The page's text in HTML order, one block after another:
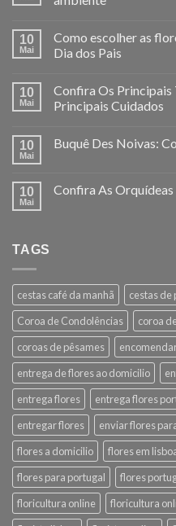
10
Mai
Como escolher as
Dia dos Pais
10
Mai
Confira Os Principais
Principais Cuidados
10
Mai
Buquê Des Noivas:
10
Mai
Confira As
TAGS
cestas café da manhã
cestas de
Coroa de Condolências
coroa
coroas de pêsames
entrega de flores ao domicilio
entrega flores
entrega flores
entregar flores
enviar flores
flores a domicilio
flores em
flores para portugal
flores
floricultura online
floricultura